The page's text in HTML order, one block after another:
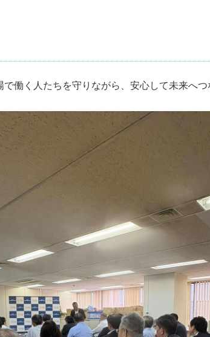
働く人たちを守りながら、安心して未来へ